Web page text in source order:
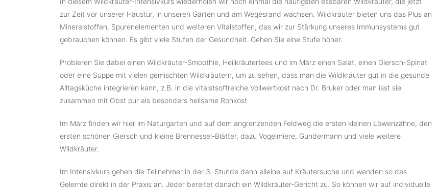
zur Zeit vor unserer Haustür, in unseren Gärten und am Wegesrand wachsen. Wildkräuter bieten uns das Plus an
Mineralstoffen, Spurenelementen und weiteren Vitalstoffen, das wir zur Stärkung unseres Immunsystems gut
gebrauchen können. Es gibt viele Stufen der Gesundheit. Gehen Sie eine Stufe höher.
Probieren Sie dabei einen Wildkräuter-Smoothie, Heilkräutertees und im März einen Salat, einen Giersch-Spinat
oder eine Suppe mit vielen gemischten Wildkräutern, um zu sehen, dass man die Wildkräuter gut in die gesunde
Alltagsküche integrieren kann, z.B. in die vitalstsoffreiche Vollwertkost nach Dr. Bruker oder man isst sie
zusammen mit Obst pur als besonders heilsame Rohkost.
Im März finden wir hier im Naturgarten und auf dem angrenzenden Feldweg die ersten kleinen Löwenzähne, den
ersten schönen Giersch und kleine Brennessel-Blätter, dazu Vogelmiere, Gundermann und viele weitere
Wildkräuter.
Im Intensivkurs gehen die Teilnehmer in der 3. Stunde dann alleine auf Kräutersuche und wenden so das
Gelernte direkt in der Praxis an. Jeder bereitet danach ein Wildkräuter-Gericht zu. So können wir auf individuelle